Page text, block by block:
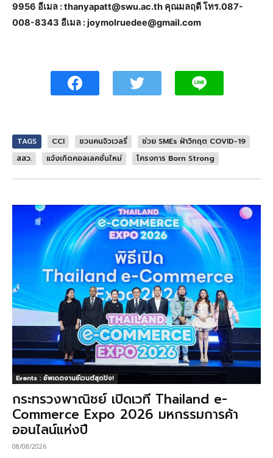
9956 อีเมล : thanyapatt@swu.ac.th คุณมลฤดี โทร.087-
008-8343 อีเมล : joymolruedee@gmail.com
TAGS CCI ชวนคนจิวเวลรี่
ช่วย SMEs ฝ่าวิกฤต COVID-19
สสว.
แจ้งเกิดคอลเลคชั่นใหม่ โครงการ Born Strong
Events : อัพเดตงานอีเวนต์สุดปัง!
กระทรวงพาณิชย์ เปิดเวที Thailand e-
Commerce Expo 2026 มหกรรมการค้า
ออนไลน์แห่งปี
08/08/2026